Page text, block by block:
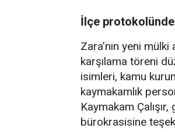
İlçe
Zara’nın yeni
karşılama töreni
isimleri, kamu
kaymakamlık
Kaymakam
bürokrasisine